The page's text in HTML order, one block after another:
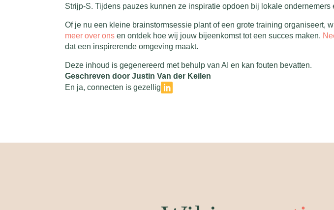
Strijp-S. Tijdens pauzes kunnen ze inspiratie opdoen bij lokale
Of je nu een kleine brainstormsessie plant of een grote training organiseert,
meer over ons en ontdek hoe wij jouw bijeenkomst tot een succes maken.
dat een inspirerende omgeving maakt.
Deze inhoud is gegenereerd met behulp van AI en kan fouten bevatten.
Geschreven door Justin Van der Keilen
En ja, connecten is gezellig